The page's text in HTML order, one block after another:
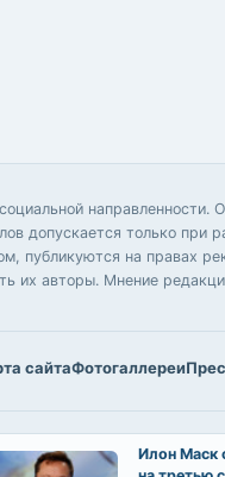
допускается только
публикуются на правах
их авторы. Мнение
сайтаФотогаллереи
Илон Маск